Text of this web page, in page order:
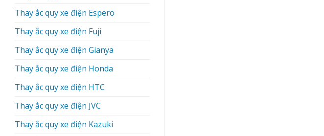
Thay ắc quy xe điện Espero
Thay ắc quy xe điện Fuji
Thay ắc quy xe điện Gianya
Thay ắc quy xe điện Honda
Thay ắc quy xe điện HTC
Thay ắc quy xe điện JVC
Thay ắc quy xe điện Kazuki